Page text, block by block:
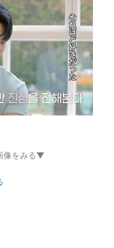
像をみる▼